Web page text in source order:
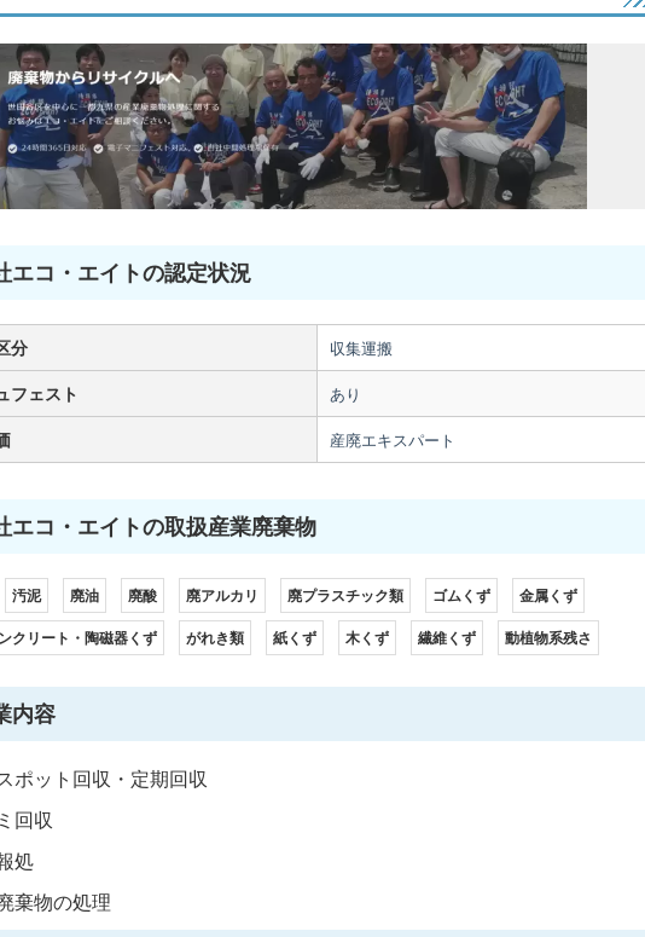
エコ・エイトの認定状況
分 収集運搬
フェスト あり
産廃エキスパート
エコ・エイトの取扱産業廃棄物
汚泥 廃油 廃酸 廃アルカリ 廃プラスチック類 ゴムくず
金属くず
クリート・陶磁器くず
がれき類 紙くず 木くず 繊維くず 動植物系残さ
内容
ポット回収・定期回収
回収
処
棄物の処理